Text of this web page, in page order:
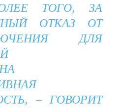
ТОГО, ЗА
ОТКАЗ ОТ
ДЛЯ
– ГОВОРИТ